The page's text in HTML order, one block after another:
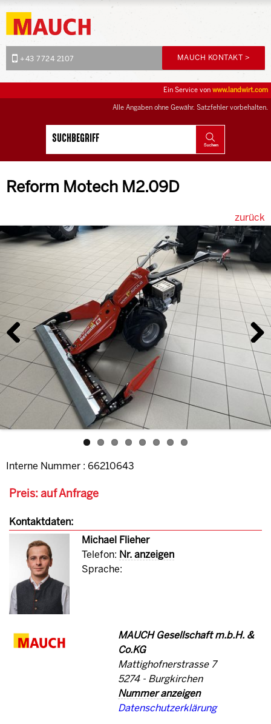
+43 7724 2107 MAUCH KONTAKT >
Alle Angaben ohne Gewähr. Satzfehler vorbehalten.
Ein Service von www.landwirt.com
Reform Motech M2.09D
zurück
Previous Next
Interne Nummer : 66210643
Preis: auf Anfrage
Kontaktdaten:
Michael Flieher
Telefon: Nr. anzeigen
Sprache:
MAUCH Gesellschaft m.b.H. &
Co.KG
Mattighofnerstrasse 7
5274 - Burgkirchen
Nummer anzeigen
Datenschutzerklärung